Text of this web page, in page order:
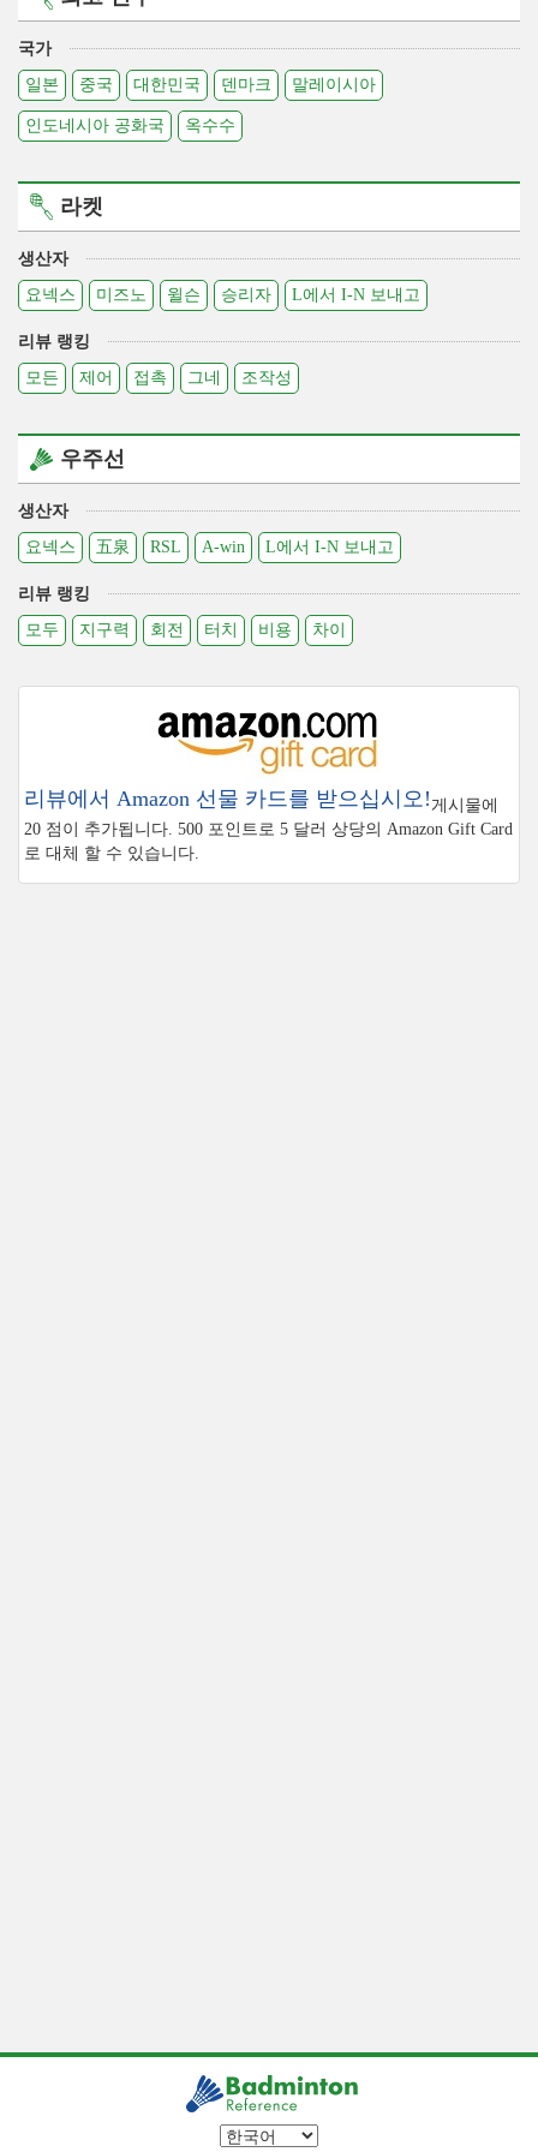
국가
일본
중국 대한민국 덴마크 말레이시아
인도네시아 공화국 옥수수
라켓
생산자
요넥스
미즈노 윌슨 승리자 L에서 I-N 보내고
리뷰 랭킹
모든
제어 접촉 그네 조작성
우주선
생산자
요넥스
五泉 RSL A-win L에서 I-N 보내고
리뷰 랭킹
모두
지구력 회전 터치 비용 차이
리뷰에서 Amazon 선물 카드를 받으십시오!게시물에
20 점이 추가됩니다. 500 포인트로 5 달러 상당의 Amazon Gift Card
로 대체 할 수 있습니다.